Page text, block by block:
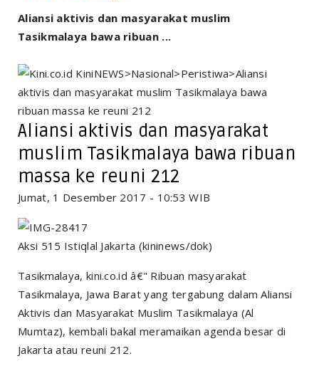
Aliansi aktivis dan masyarakat muslim
Tasikmalaya bawa ribuan ...
KiniNEWS>Nasional>Peristiwa>Aliansi
aktivis dan masyarakat muslim Tasikmalaya bawa
ribuan massa ke reuni 212
Aliansi aktivis dan masyarakat
muslim Tasikmalaya bawa ribuan
massa ke reuni 212
Jumat, 1 Desember 2017 - 10:53 WIB
Aksi 515 Istiqlal Jakarta (kininews/dok)
Tasikmalaya, kini.co.id â€" Ribuan masyarakat
Tasikmalaya, Jawa Barat yang tergabung dalam Aliansi
Aktivis dan Masyarakat Muslim Tasikmalaya (Al
Mumtaz), kembali bakal meramaikan agenda besar di
Jakarta atau reuni 212.